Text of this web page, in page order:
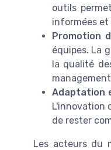
outils
informées
Promotion
équipes. La
la qualité
Adaptation
L'innovation
de rester
Les acteurs du